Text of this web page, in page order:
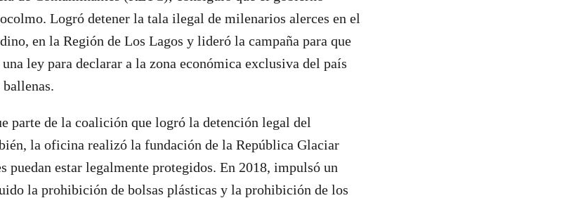
Logró detener la tala ilegal de milenarios alerces en el
en la Región de Los Lagos y lideró la campaña para que
ley para declarar a la zona económica exclusiva del país
parte de la coalición que logró la detención legal del
la oficina realizó la fundación de la República Glaciar
puedan estar legalmente protegidos. En 2018, impulsó un
la prohibición de bolsas plásticas y la prohibición de los